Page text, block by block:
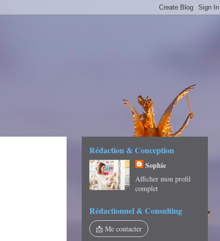
Rédaction & Conception
Sophie
Afficher mon profil
complet
Rédactionnel & Consulting
📩 Me contacter